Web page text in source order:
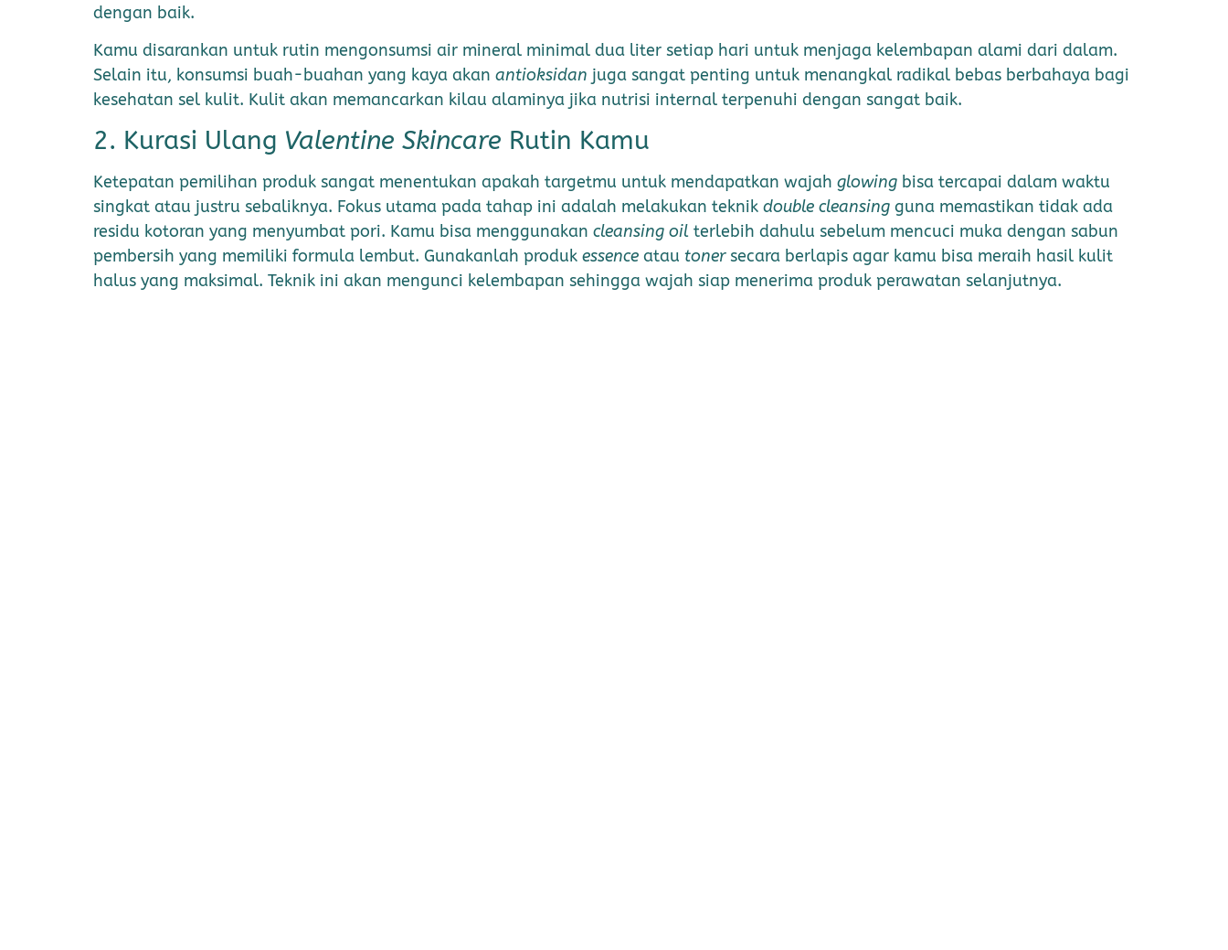
dengan baik.
Kamu disarankan untuk rutin mengonsumsi air mineral minimal dua liter setiap hari untuk menjaga kelembapan alami dari dalam.
Selain itu, konsumsi buah-buahan yang kaya akan antioksidan juga sangat penting untuk menangkal radikal bebas berbahaya bagi
kesehatan sel kulit. Kulit akan memancarkan kilau alaminya jika nutrisi internal terpenuhi dengan sangat baik.
2. Kurasi Ulang Valentine Skincare Rutin Kamu
Ketepatan pemilihan produk sangat menentukan apakah targetmu untuk mendapatkan wajah glowing bisa tercapai dalam waktu
singkat atau justru sebaliknya. Fokus utama pada tahap ini adalah melakukan teknik double cleansing guna memastikan tidak ada
residu kotoran yang menyumbat pori. Kamu bisa menggunakan cleansing oil terlebih dahulu sebelum mencuci muka dengan sabun
pembersih yang memiliki formula lembut. Gunakanlah produk essence atau tonersecara berlapis agar kamu bisa meraih hasil kulit
halus yang maksimal. Teknik ini akan mengunci kelembapan sehingga wajah siap menerima produk perawatan selanjutnya.